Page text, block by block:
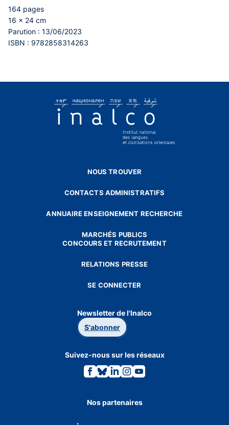
164 pages
16 x 24 cm
Parution : 13/06/2023
ISBN : 9782858314263
NOUS TROUVER
CONTACTS ADMINISTRATIFS
ANNUAIRE ENSEIGNEMENT RECHERCHE
MARCHÉS PUBLICS
CONCOURS ET RECRUTEMENT
RELATIONS PRESSE
SE CONNECTER
Newsletter de l'Inalco
S'abonner
Suivez-nous sur les réseaux
Lien
vers
Facebook.
Lien
vers
Bluesky.
Lien
vers
Linkedin.
Lien
vers
Instagram.
Lien
vers
Youtube.
Nos partenaires